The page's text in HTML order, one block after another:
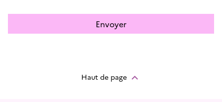
Envoyer
Haut de page